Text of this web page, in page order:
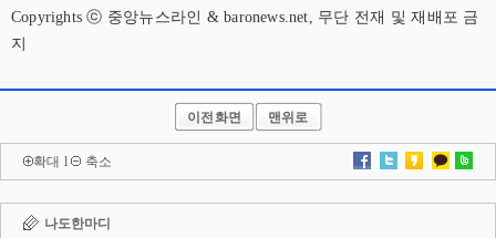
Copyrights ⓒ 중앙뉴스라인 & baronews.net, 무단 전재 및 재배포 금
지
이전화면 맨위로
확대 l 축소